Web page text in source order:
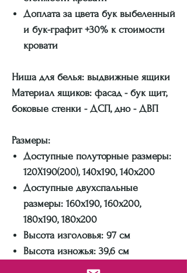
Доплата за цвета бук выбеленный
и бук-графит+30% к стоимости
кровати
Ниша для белья: выдвижные ящики
Материал ящиков: фасад - бук щит,
боковые стенки - ДСП, дно - ДВП
Размеры:
Доступные полуторные размеры:
120Х190(200), 140х190, 140х200
Доступные двухспальные
размеры: 160х190, 160х200,
180х190, 180х200
Высота изголовья: 97 см
Высота изножья: 39,6 см
Высота спального места: 48 см